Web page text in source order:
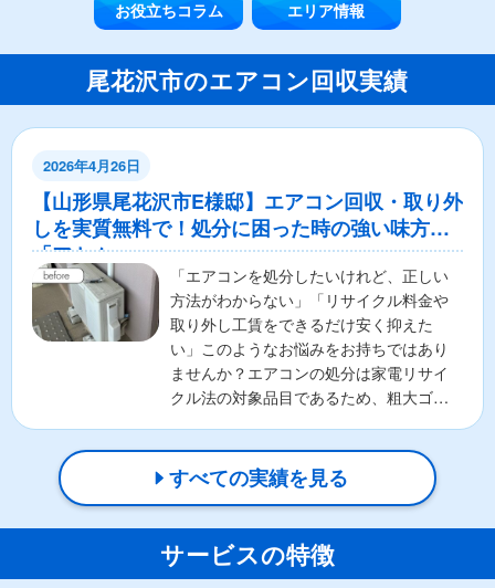
お役立ちコラム エリア情報
尾花沢市のエアコン回収実績
2026年4月26日
【山形県尾花沢市E様邸】エアコン回収・取り外
しを実質無料で！処分に困った時の強い味方
「アトム」
「エアコンを処分したいけれど、正しい
方法がわからない」「リサイクル料金や
取り外し工賃をできるだけ安く抑えた
い」このようなお悩みをお持ちではあり
ませんか？エアコンの処分は家電リサイ
クル法の対象品目であるため、粗大ゴミ
すべての実績を見る
サービスの特徴